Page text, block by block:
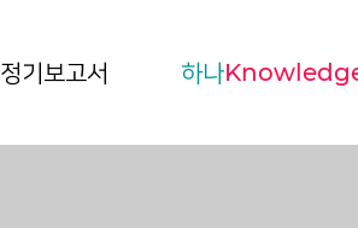
정기보고서 하나